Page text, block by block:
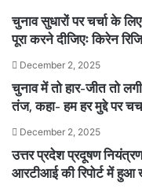
चुनाव सुधारों पर चर्चा के
पूरा करने दीजिएः किरेन
December 2, 2025
चुनाव में तो हार-जीत तो
तंज, कहा- हम हर मुद्दे पर
December 2, 2025
उत्तर प्रदेश प्रदूषण नियंत्रण
आरटीआई की रिपोर्ट में हुआ